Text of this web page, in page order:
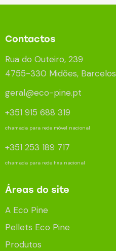
Contactos
Rua do Outeiro, 239
4755-330 Midões, Barcelos
geral@eco-pine.pt
+351 915 688 319
chamada para rede móvel nacional
+351 253 189 717
chamada para rede fixa nacional
Áreas do site
A Eco Pine
Pellets Eco Pine
Produtos